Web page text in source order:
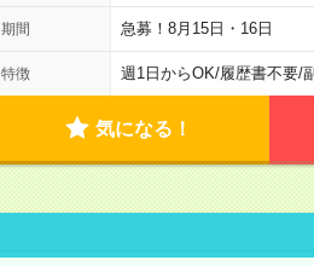
期間 急募！8月15日・16日
特徴 週1日からOK/履歴書不要/
気になる！